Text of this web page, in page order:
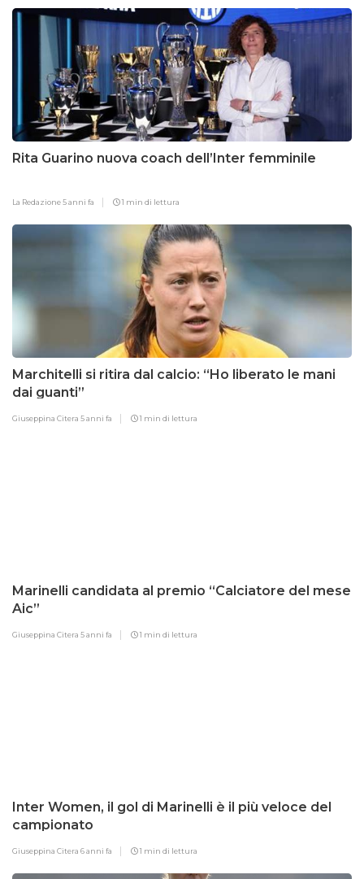
Rita Guarino nuova coach dell’Inter femminile
La Redazione5 anni fa 1 min di lettura
Marchitelli si ritira dal calcio: “Ho liberato le mani
dai guanti”
Giuseppina Citera 5 anni fa 1 min di lettura
Marinelli candidata al premio “Calciatore del mese
Aic”
Giuseppina Citera 5 anni fa 1 min di lettura
Inter Women, il gol di Marinelli è il più veloce del
campionato
Giuseppina Citera 6 anni fa 1 min di lettura